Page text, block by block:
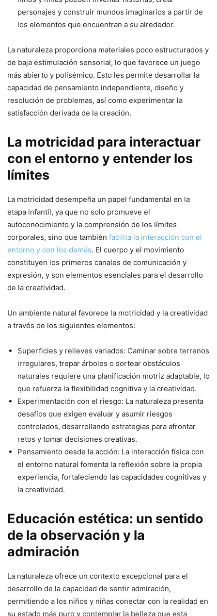
personajes y construir mundos imaginarios a partir de
los elementos que encuentran a su alrededor.
La naturaleza proporciona materiales poco estructurados y
de baja estimulación sensorial, lo que favorece un juego
más abierto y polisémico. Esto les permite desarrollar la
capacidad de pensamiento independiente, diseño y
resolución de problemas, así como experimentar la
satisfacción derivada de la creación.
La motricidad para interactuar
con el entorno y entender los
límites
La motricidad desempeña un papel fundamental en la
etapa infantil, ya que no solo promueve el
autoconocimiento y la comprensión de los límites
corporales, sino que también facilita la interacción con el
entorno y con los demás. El cuerpo y el movimiento
constituyen los primeros canales de comunicación y
expresión, y son elementos esenciales para el desarrollo
de la creatividad.
Un ambiente natural favorece la motricidad y la creatividad
a través de los siguientes elementos:
Superficies y relieves variados: Caminar sobre terrenos
irregulares, trepar árboles o sortear obstáculos
naturales requiere una planificación motriz adaptable, lo
que refuerza la flexibilidad cognitiva y la creatividad.
Experimentación con el riesgo: La naturaleza presenta
desafíos que exigen evaluar y asumir riesgos
controlados, desarrollando estrategias para afrontar
retos y tomar decisiones creativas.
Pensamiento desde la acción: La interacción física con
el entorno natural fomenta la reflexión sobre la propia
experiencia, fortaleciendo las capacidades cognitivas y
la creatividad.
Educación estética: un sentido
de la observación y la
admiración
La naturaleza ofrece un contexto excepcional para el
desarrollo de la capacidad de sentir admiración,
permitiendo a los niños y niñas conectar con la realidad en
su estado más puro y contemplar la belleza que esta